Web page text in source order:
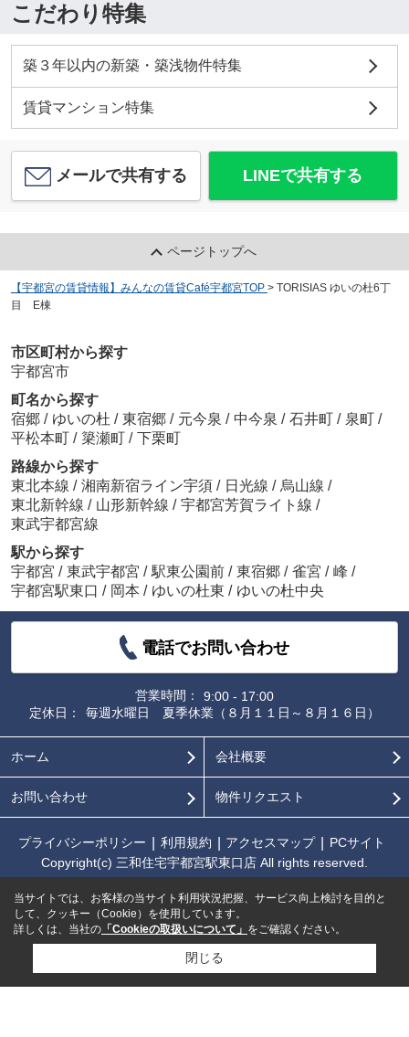
こだわり特集
築３年以内の新築・築浅物件特集
賃貸マンション特集
メールで共有する LINEで共有する
ページトップへ
【宇都宮の賃貸情報】みんなの賃貸Café宇都宮TOP > TORISIAS ゆいの杜6丁
目 E棟
市区町村から探す
宇都宮市
町名から探す
宿郷 / ゆいの杜 / 東宿郷 / 元今泉 / 中今泉 / 石井町 / 泉町 /
平松本町 / 簗瀬町 / 下栗町
路線から探す
東北本線 / 湘南新宿ライン宇須 / 日光線 / 烏山線 /
東北新幹線 / 山形新幹線 / 宇都宮芳賀ライト線 /
東武宇都宮線
駅から探す
宇都宮 / 東武宇都宮 / 駅東公園前 / 東宿郷 / 雀宮 / 峰 /
宇都宮駅東口 / 岡本 / ゆいの杜東 / ゆいの杜中央
電話でお問い合わせ
営業時間：
9:00 - 17:00
定休日：
毎週水曜日 夏季休業（８月１１日～８月１６日）
ホーム 会社概要
お問い合わせ 物件リクエスト
プライバシーポリシー 利用規約 アクセスマップ
PCサイト
Copyright(c) 三和住宅宇都宮駅東口店 All rights reserved.
当サイトでは、お客様の当サイト利用状況把握、サービス向上検討を目的と
して、クッキー（Cookie）を使用しています。
詳しくは、当社の 「Cookieの取扱いについて」 をご確認ください。
閉じる